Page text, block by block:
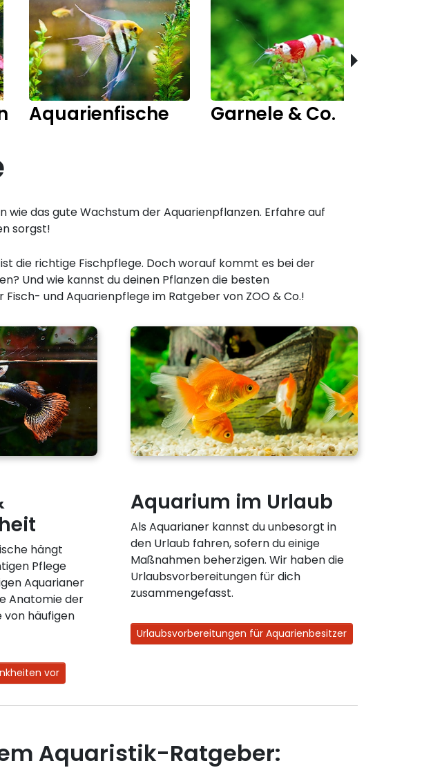
Aquarienfische Garnele & Co.
wie das gute Wachstum der Aquarienpflanzen. Erfahre auf
sorgst!
die richtige Fischpflege. Doch worauf kommt es bei der
Und wie kannst du deinen Pflanzen die besten
und Aquarienpflege im Ratgeber von ZOO & Co.!
hängt
Pflege
Aquarianer
Anatomie der
von häufigen
vor
Aquarium im Urlaub
Als Aquarianer kannst du unbesorgt in
den Urlaub fahren, sofern du einige
Maßnahmen beherzigen. Wir haben die
Urlaubsvorbereitungen für dich
zusammengefasst.
Urlaubsvorbereitungen für Aquarienbesitzer
Aquaristik-Ratgeber: